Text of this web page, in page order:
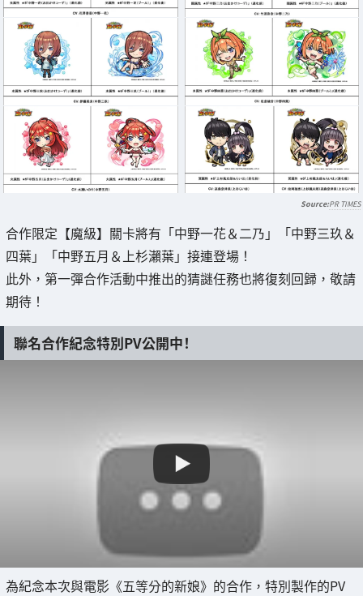
PR TIMES
合作限定【魔級】關卡將有「中野一花＆二乃」「中野三玖＆
四葉」「中野五月＆上杉瀨葉」接連登場！
此外，第一彈合作活動中推出的猜謎任務也將復刻回歸，敬請
期待！
聯名合作紀念特別PV公開中！
為紀念本次與電影《五等分的新娘》的合作，特別製作的PV